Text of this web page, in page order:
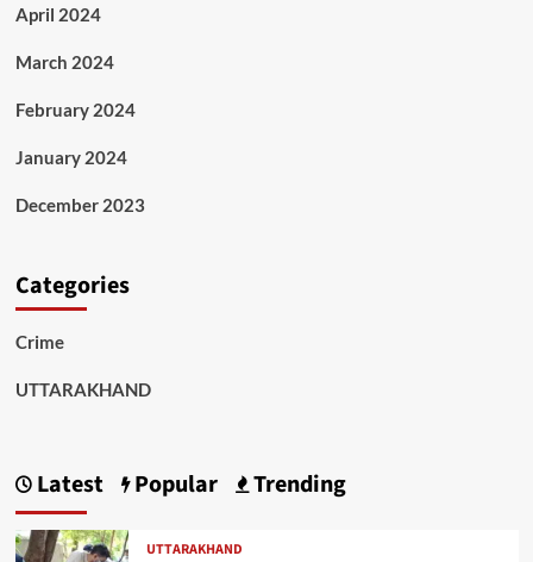
April 2024
March 2024
February 2024
January 2024
December 2023
Categories
Crime
UTTARAKHAND
Latest Popular Trending
UTTARAKHAND